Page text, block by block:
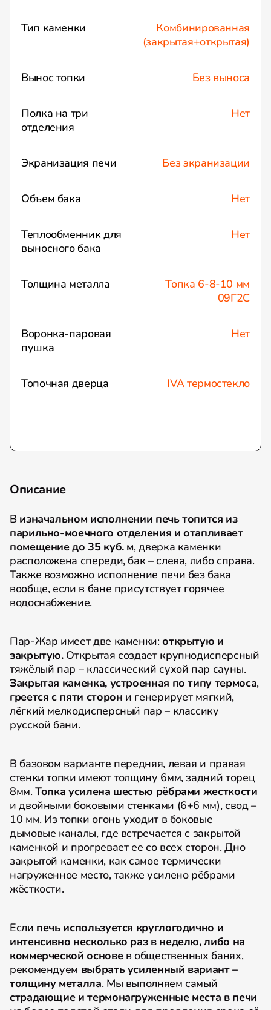
Тип каменки
Комбинированная
(закрытая+открытая)
Вынос топки Без выноса
Полка на три
отделения
Нет
Экранизация печи Без экранизации
Объем бака Нет
Теплообменник для
выносного бака
Нет
Толщина металла
Топка 6-8-10 мм
09Г2С
Воронка-паровая
пушка
Нет
Топочная дверца IVA термостекло
Описание
В изначальном исполнении печь топится из
парильно-моечного отделения и отапливает
помещение до 35 куб. м, дверка каменки
расположена спереди, бак – слева, либо справа.
Также возможно исполнение печи без бака
вообще, если в бане присутствует горячее
водоснабжение.
Пар-Жар имеет две каменки:открытую и
закрытую. Открытая создает крупнодисперсный
тяжёлый пар – классический сухой пар сауны.
Закрытая каменка, устроенная по типу термоса,
греется с пяти сторон и генерирует мягкий,
лёгкий мелкодисперсный пар – классику
русской бани.
В базовом варианте передняя, левая и правая
стенки топки имеют толщину 6мм, задний торец
8мм.Топка усилена шестью рёбрами жесткости
и двойными боковыми стенками (6+6 мм), свод –
10 мм. Из топки огонь уходит в боковые
дымовые каналы, где встречается с закрытой
каменкой и прогревает ее со всех сторон. Дно
закрытой каменки, как самое термически
нагруженное место, также усилено рёбрами
жёсткости.
Если печь используется круглогодично и
интенсивно несколько раз в неделю, либо на
коммерческой основев общественных банях,
рекомендуем выбрать усиленный вариант –
толщину металла. Мы выполняем самый
страдающие и термонагруженные места в печи